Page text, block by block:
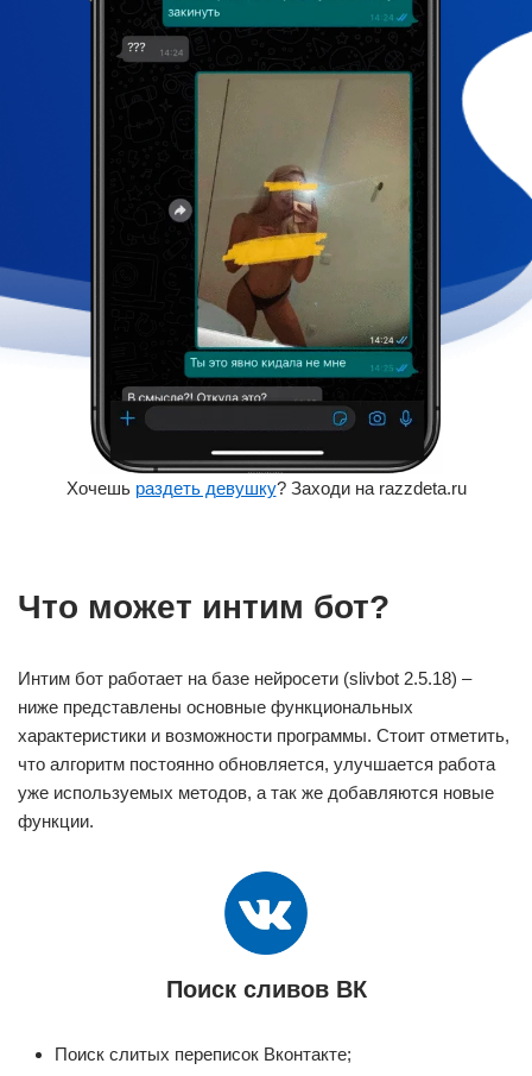
Хочешь раздеть девушку? Заходи на razzdeta.ru
Что может интим бот?
Интим бот работает на базе нейросети (slivbot 2.5.18) –
ниже представлены основные функциональных
характеристики и возможности программы. Стоит отметить,
что алгоритм постоянно обновляется, улучшается работа
уже используемых методов, а так же добавляются новые
функции.
Поиск сливов ВК
Поиск слитых переписок Вконтакте;